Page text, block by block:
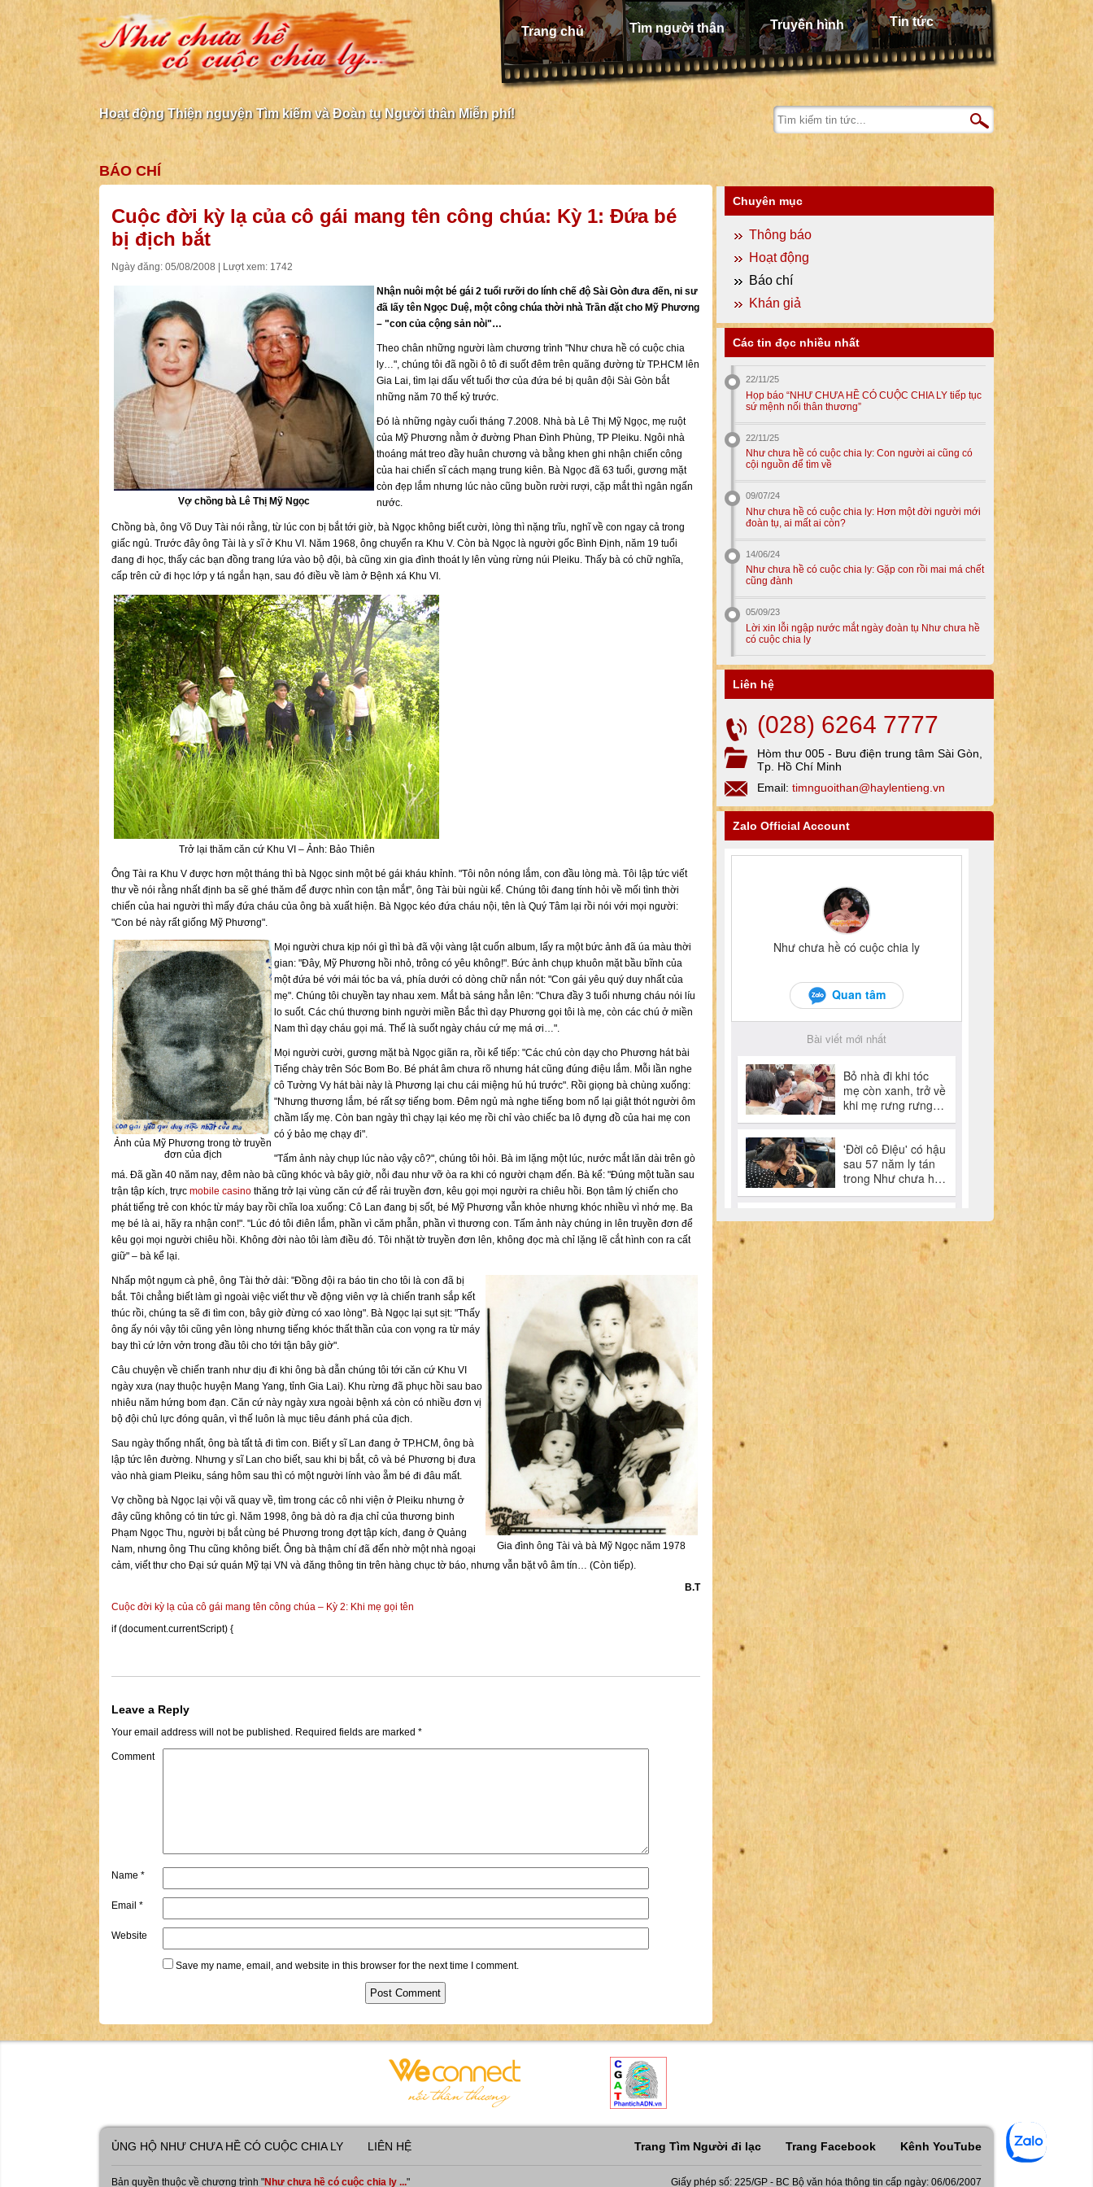
Trang chủ Tìm người thân Truyền hình Tin tức
Hoạt động Thiện nguyện Tìm kiếm và Đoàn tụ Người thân Miễn phí!
BÁO CHÍ
Cuộc đời kỳ lạ của cô gái mang tên công chúa: Kỳ 1: Đứa bé
bị địch bắt
Ngày đăng: 05/08/2008 | Lượt xem: 1742
Vợ chồng bà Lê Thị Mỹ Ngọc
Nhận nuôi một bé gái 2 tuổi rưỡi do lính chế độ Sài Gòn đưa đến, ni sư
đã lấy tên Ngọc Duệ, một công chúa thời nhà Trần đặt cho Mỹ Phương
– "con của cộng sản nòi"…
Theo chân những người làm chương trình "Như chưa hề có cuộc chia
ly…", chúng tôi đã ngồi ô tô đi suốt đêm trên quãng đường từ TP.HCM lên
Gia Lai, tìm lại dấu vết tuổi thơ của đứa bé bị quân đội Sài Gòn bắt
những năm 70 thế kỷ trước.
Đó là những ngày cuối tháng 7.2008. Nhà bà Lê Thị Mỹ Ngọc, mẹ ruột
của Mỹ Phương nằm ở đường Phan Đình Phùng, TP Pleiku. Ngôi nhà
thoáng mát treo đầy huân chương và bằng khen ghi nhận chiến công
của hai chiến sĩ cách mạng trung kiên. Bà Ngọc đã 63 tuổi, gương mặt
còn đẹp lắm nhưng lúc nào cũng buồn rười rượi, cặp mắt thì ngân ngấn
nước.
Chồng bà, ông Võ Duy Tài nói rằng, từ lúc con bị bắt tới giờ, bà Ngọc không biết cười, lòng thì nặng trĩu, nghĩ về con ngay cả trong
giấc ngủ. Trước đây ông Tài là y sĩ ở Khu VI. Năm 1968, ông chuyển ra Khu V. Còn bà Ngọc là người gốc Bình Định, năm 19 tuổi
đang đi học, thấy các bạn đồng trang lứa vào bộ đội, bà cũng xin gia đình thoát ly lên vùng rừng núi Pleiku. Thấy bà có chữ nghĩa,
cấp trên cử đi học lớp y tá ngắn hạn, sau đó điều về làm ở Bệnh xá Khu VI.
Trở lại thăm căn cứ Khu VI – Ảnh: Bảo Thiên
Ông Tài ra Khu V được hơn một tháng thì bà Ngọc sinh một bé gái kháu khỉnh. "Tôi nôn nóng lắm, con đầu lòng mà. Tôi lập tức viết
thư về nói rằng nhất định ba sẽ ghé thăm để được nhìn con tận mắt", ông Tài bùi ngùi kể. Chúng tôi đang tính hỏi về mối tình thời
chiến của hai người thì mấy đứa cháu của ông bà xuất hiện. Bà Ngọc kéo đứa cháu nội, tên là Quý Tâm lại rồi nói với mọi người:
"Con bé này rất giống Mỹ Phương".
Ảnh của Mỹ Phương trong tờ truyền
đơn của địch
Mọi người chưa kịp nói gì thì bà đã vội vàng lật cuốn album, lấy ra một bức ảnh đã úa màu thời
gian: "Đây, Mỹ Phương hồi nhỏ, trông có yêu không!". Bức ảnh chụp khuôn mặt bầu bĩnh của
một đứa bé với mái tóc ba vá, phía dưới có dòng chữ nắn nót: "Con gái yêu quý duy nhất của
mẹ". Chúng tôi chuyền tay nhau xem. Mắt bà sáng hẳn lên: "Chưa đầy 3 tuổi nhưng cháu nói líu
lo suốt. Các chú thương binh người miền Bắc thì dạy Phương gọi tôi là mẹ, còn các chú ở miền
Nam thì dạy cháu gọi má. Thế là suốt ngày cháu cứ mẹ má ơi…".
Mọi người cười, gương mặt bà Ngọc giãn ra, rồi kể tiếp: "Các chú còn dạy cho Phương hát bài
Tiếng chày trên Sóc Bom Bo. Bé phát âm chưa rõ nhưng hát cũng đúng điệu lắm. Mỗi lần nghe
cô Tường Vy hát bài này là Phương lại chu cái miệng hú hú trước". Rồi giọng bà chùng xuống:
"Nhưng thương lắm, bé rất sợ tiếng bom. Đêm ngủ mà nghe tiếng bom nổ lại giật thót người ôm
chầm lấy mẹ. Còn ban ngày thì chạy lại kéo mẹ rồi chỉ vào chiếc ba lô đựng đồ của hai mẹ con
có ý bảo mẹ chạy đi".
"Tấm ảnh này chụp lúc nào vậy cô?", chúng tôi hỏi. Bà im lặng một lúc, nước mắt lăn dài trên gò
má. Đã gần 40 năm nay, đêm nào bà cũng khóc và bây giờ, nỗi đau như vỡ òa ra khi có người chạm đến. Bà kể: "Đúng một tuần sau
trận tập kích, trực mobile casino thăng trở lại vùng căn cứ để rải truyền đơn, kêu gọi mọi người ra chiêu hồi. Bọn tâm lý chiến cho
phát tiếng trẻ con khóc từ máy bay rồi chĩa loa xuống: Cô Lan đang bị sốt, bé Mỹ Phương vẫn khỏe nhưng khóc nhiều vì nhớ mẹ. Ba
mẹ bé là ai, hãy ra nhận con!". "Lúc đó tôi điên lắm, phần vì căm phẫn, phần vì thương con. Tấm ảnh này chúng in lên truyền đơn để
kêu gọi mọi người chiêu hồi. Không đời nào tôi làm điều đó. Tôi nhặt tờ truyền đơn lên, không đọc mà chỉ lặng lẽ cắt hình con ra cất
giữ" – bà kể lại.
Gia đình ông Tài và bà Mỹ Ngọc năm 1978
Nhấp một ngụm cà phê, ông Tài thở dài: "Đồng đội ra báo tin cho tôi là con đã bị
bắt. Tôi chẳng biết làm gì ngoài việc viết thư về động viên vợ là chiến tranh sắp kết
thúc rồi, chúng ta sẽ đi tìm con, bây giờ đừng có xao lòng". Bà Ngọc lại sụt sịt: "Thấy
ông ấy nói vậy tôi cũng yên lòng nhưng tiếng khóc thất thần của con vọng ra từ máy
bay thì cứ lởn vởn trong đầu tôi cho tới tận bây giờ".
Câu chuyện về chiến tranh như dịu đi khi ông bà dẫn chúng tôi tới căn cứ Khu VI
ngày xưa (nay thuộc huyện Mang Yang, tỉnh Gia Lai). Khu rừng đã phục hồi sau bao
nhiêu năm hứng bom đạn. Căn cứ này ngày xưa ngoài bệnh xá còn có nhiều đơn vị
bộ đội chủ lực đóng quân, vì thế luôn là mục tiêu đánh phá của địch.
Sau ngày thống nhất, ông bà tất tả đi tìm con. Biết y sĩ Lan đang ở TP.HCM, ông bà
lập tức lên đường. Nhưng y sĩ Lan cho biết, sau khi bị bắt, cô và bé Phương bị đưa
vào nhà giam Pleiku, sáng hôm sau thì có một người lính vào ẵm bé đi đâu mất.
Vợ chồng bà Ngọc lại vội vã quay về, tìm trong các cô nhi viện ở Pleiku nhưng ở
đây cũng không có tin tức gì. Năm 1998, ông bà dò ra địa chỉ của thương binh
Phạm Ngọc Thu, người bị bắt cùng bé Phương trong đợt tập kích, đang ở Quảng
Nam, nhưng ông Thu cũng không biết. Ông bà thậm chí đã đến nhờ một nhà ngoại
cảm, viết thư cho Đại sứ quán Mỹ tại VN và đăng thông tin trên hàng chục tờ báo, nhưng vẫn bặt vô âm tín… (Còn tiếp).
B.T
Cuộc đời kỳ lạ của cô gái mang tên công chúa – Kỳ 2: Khi mẹ gọi tên
if (document.currentScript) {
Leave a Reply
Your email address will not be published. Required fields are marked *
Comment
Name *
Email *
Website
Save my name, email, and website in this browser for the next time I comment.
Chuyên mục
Thông báo
Hoạt động
Báo chí
Khán giả
Các tin đọc nhiều nhất
22/11/25
Họp báo “NHƯ CHƯA HỀ CÓ CUỘC CHIA LY tiếp tục
sứ mệnh nối thân thương”
22/11/25
Như chưa hề có cuộc chia ly: Con người ai cũng có
cội nguồn để tìm về
09/07/24
Như chưa hề có cuộc chia ly: Hơn một đời người mới
đoàn tụ, ai mất ai còn?
14/06/24
Như chưa hề có cuộc chia ly: Gặp con rồi mai má chết
cũng đành
05/09/23
Lời xin lỗi ngập nước mắt ngày đoàn tụ Như chưa hề
có cuộc chia ly
Liên hệ
(028) 6264 7777
Hòm thư 005 - Bưu điện trung tâm Sài Gòn,
Tp. Hồ Chí Minh
Email: timnguoithan@haylentieng.vn
Zalo Official Account
ỦNG HỘ NHƯ CHƯA HỀ CÓ CUỘC CHIA LY LIÊN HỆ Trang Tìm Người đi lạc Trang Facebook Kênh YouTube
Bản quyền thuộc về chương trình "Như chưa hề có cuộc chia ly ..." Giấy phép số: 225/GP - BC Bộ văn hóa thông tin cấp ngày: 06/06/2007